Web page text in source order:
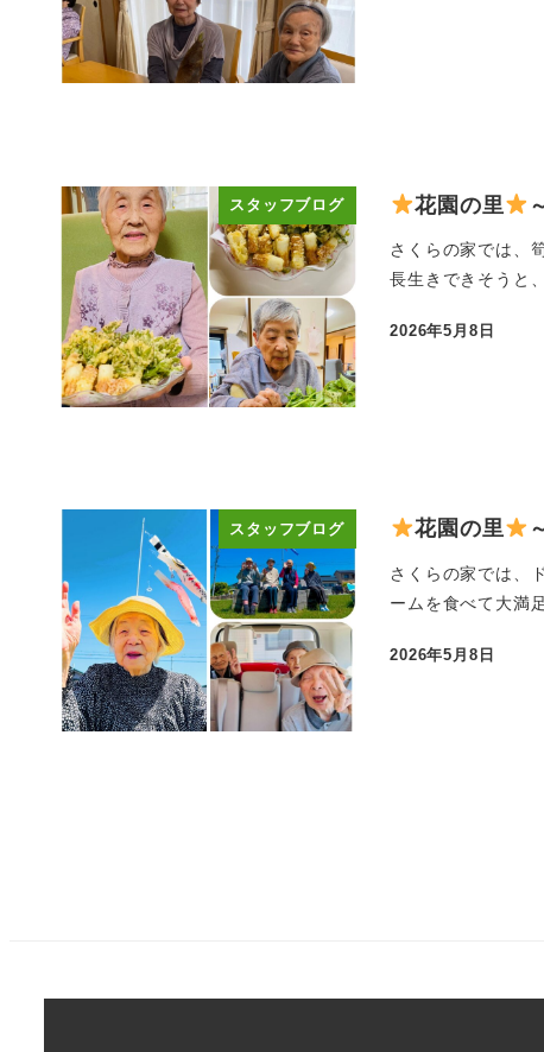
スタッフブログ 花園の里
さくらの家では、
長生きできそうと
投稿日
2026年5月8日
スタッフブログ 花園の里
さくらの家では、
ームを食べて大満
投稿日
2026年5月8日
ペ